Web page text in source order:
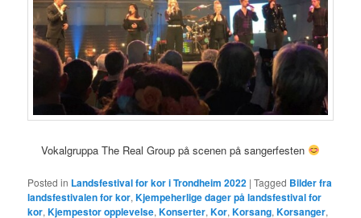
Vokalgruppa The Real Group på scenen på sangerfesten
Posted in Landsfestival for kor i Trondheim 2022 |Tagged Bilder fra
landsfestivalen for kor,Kjempeherlige dager på landsfestival for
kor,Kjempestor opplevelse,Konserter,Kor,Korsang,Korsanger,